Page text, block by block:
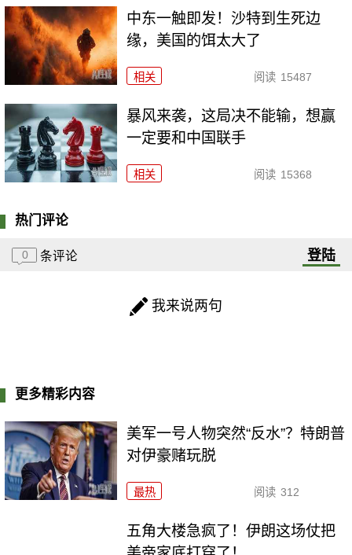
中东一触即发！沙特到生死边
缘，美国的饵太大了
相关 阅读 15487
暴风来袭，这局决不能输，想赢
一定要和中国联手
相关 阅读 15368
热门评论
0 条评论 登陆
我来说两句
更多精彩内容
美军一号人物突然“反水”？特朗普
对伊豪赌玩脱
最热 阅读 312
五角大楼急疯了！伊朗这场仗把